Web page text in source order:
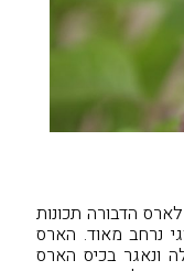
הדבורה תכונות
נרחב מאוד. הארס
ונאגר בכיס הארס